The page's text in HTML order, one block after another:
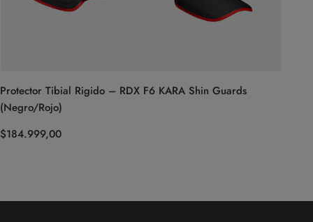
Protector Tibial Rigido – RDX F6 KARA Shin Guards
(Negro/Rojo)
$184.999,00